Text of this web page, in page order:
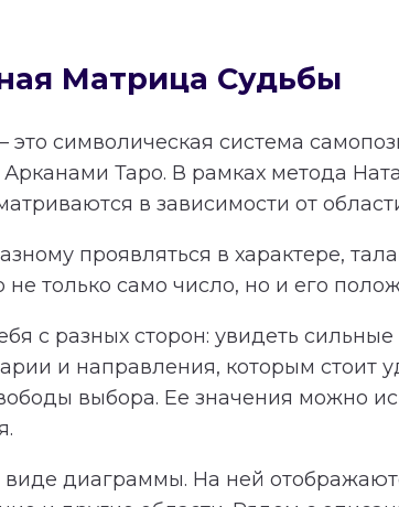
Матрица Судьбы
символическая система
Таро. В рамках метода
в зависимости от
проявляться в характере,
только само число, но и его
с разных сторон: увидеть
и направления, которым стоит
выбора. Ее значения можно
виде диаграммы. На ней